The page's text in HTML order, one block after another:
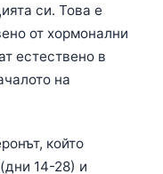
си. Това е
от хормонални
естествено в
на
който
14-28) и